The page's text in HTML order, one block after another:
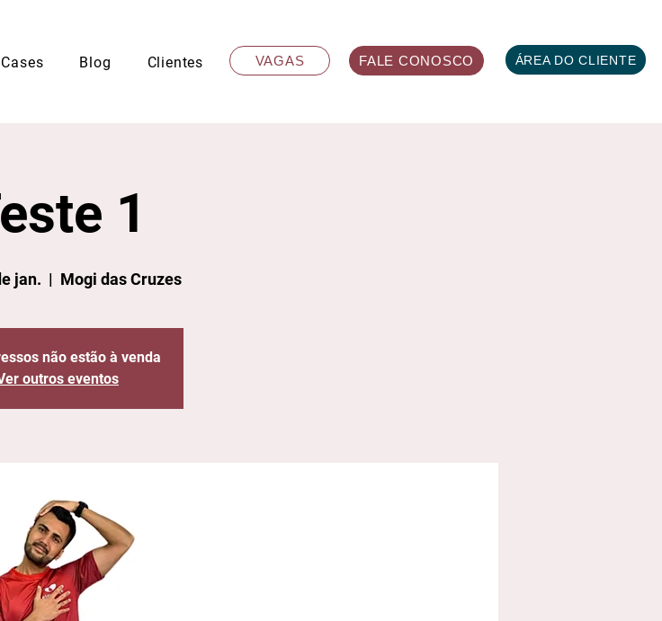
Blog Clientes VAGAS FALE CONOSCO ÁREA DO CLIENTE
1
jan.
  |
Mogi das Cruzes
não estão à venda
outros eventos